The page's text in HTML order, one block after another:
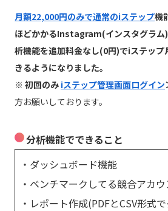
月額22,000円のみで通常のiステップ機
ほどかかるInstagram(インスタグラム
析機能を追加料金なし(0円)でiステップ
きるようになりました。
※ 初回のみ iステップ管理画面ログイン
方お願いしております。
分析機能でできること
・ダッシュボード機能
・ベンチマークしてる競合アカ
・レポート作成(PDFとCSV形式